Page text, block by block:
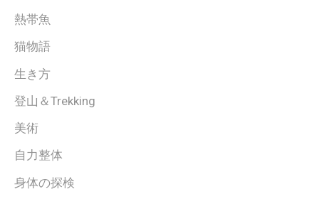
熱帯魚
猫物語
生き方
登山＆Trekking
美術
自力整体
身体の探検